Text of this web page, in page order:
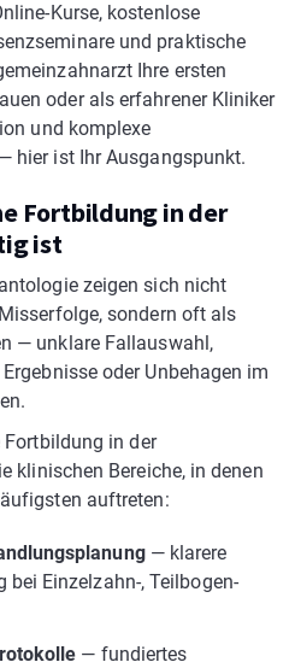
Kurse, kostenlose
und praktische
Ihre ersten
oder als erfahrener Kliniker
und komplexe
hier ist Ihr Ausgangspunkt.
Fortbildung in der
ist
zeigen sich nicht
sondern oft als
— unklare Fallauswahl,
oder Unbehagen im
in der
klinischen Bereiche, in denen
auftreten:
— klarere
Einzelzahn-, Teilbogen-
— fundiertes